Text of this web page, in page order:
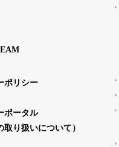
ポリシー
ポータル
取り扱いについて）